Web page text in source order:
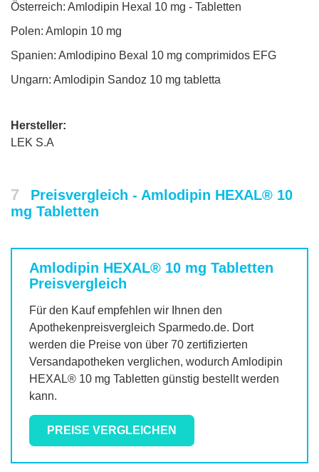
Österreich: Amlodipin Hexal 10 mg - Tabletten
Polen: Amlopin 10 mg
Spanien: Amlodipino Bexal 10 mg comprimidos EFG
Ungarn: Amlodipin Sandoz 10 mg tabletta
Hersteller:
LEK S.A
7
Preisvergleich - Amlodipin HEXAL® 10
mg Tabletten
Amlodipin HEXAL® 10 mg Tabletten
Preisvergleich
Für den Kauf empfehlen wir Ihnen den
Apothekenpreisvergleich Sparmedo.de. Dort
werden die Preise von über 70 zertifizierten
Versandapotheken verglichen, wodurch Amlodipin
HEXAL® 10 mg Tabletten günstig bestellt werden
kann.
PREISE VERGLEICHEN